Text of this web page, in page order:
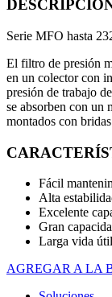
Serie MFO hasta
El filtro de presión
en un colector con
presión de trabajo
se absorben con un
montados con
Fácil
Alta
Excelente
Gran
Larga vida
AGREGAR A LA